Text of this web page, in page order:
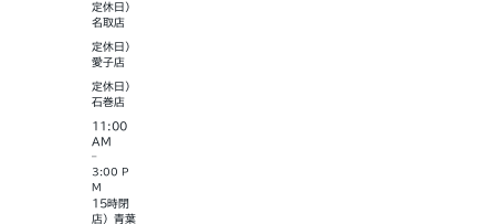
定休日）
名取店
定休日）
愛子店
定休日）
石巻店
11:00
AM
–
3:00 P
M
15時閉
店）青葉